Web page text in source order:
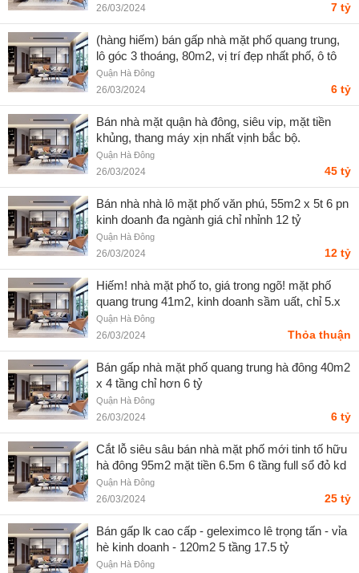
26/03/2024 7 tỷ
(hàng hiếm) bán gấp nhà mặt phố quang trung,
lô góc 3 thoáng, 80m2, vị trí đẹp nhất phố, ô tô
tránh
Quận Hà Đông
26/03/2024 6 tỷ
Bán nhà mặt quận hà đông, siêu vip, mặt tiền
khủng, thang máy xịn nhất vịnh bắc bộ.
Quận Hà Đông
26/03/2024 45 tỷ
Bán nhà nhà lô mặt phố văn phú, 55m2 x 5t 6 pn
kinh doanh đa ngành giá chỉ nhỉnh 12 tỷ
Quận Hà Đông
26/03/2024 12 tỷ
Hiếm! nhà mặt phố to, giá trong ngõ! mặt phố
quang trung 41m2, kinh doanh sầm uất, chỉ 5.x
tỷ
Quận Hà Đông
26/03/2024 Thỏa thuận
Bán gấp nhà mặt phố quang trung hà đông 40m2
x 4 tầng chỉ hơn 6 tỷ
Quận Hà Đông
26/03/2024 6 tỷ
Cắt lỗ siêu sâu bán nhà mặt phố mới tinh tố hữu
hà đông 95m2 mặt tiền 6.5m 6 tầng full sổ đỏ kd
đỉnh cao
Quận Hà Đông
26/03/2024 25 tỷ
Bán gấp lk cao cấp - geleximco lê trọng tấn - vỉa
hè kinh doanh - 120m2 5 tầng 17.5 tỷ
Quận Hà Đông